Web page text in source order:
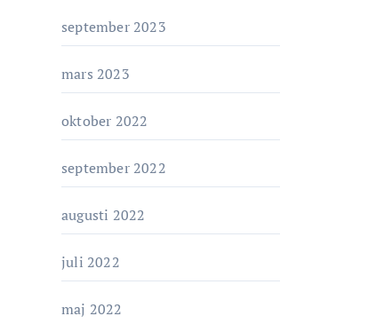
september 2023
mars 2023
oktober 2022
september 2022
augusti 2022
juli 2022
maj 2022